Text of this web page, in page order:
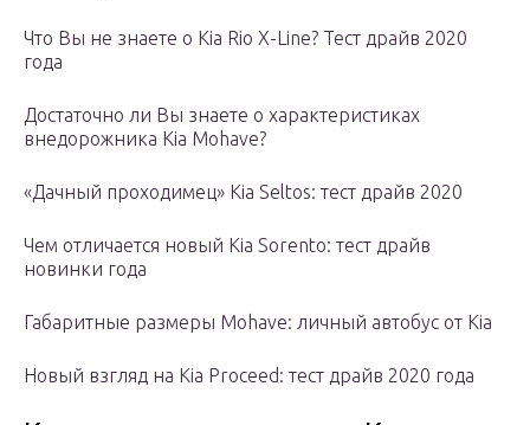
Что Вы не знаете о Kia Rio X-Line? Тест драйв 2020
года
Достаточно ли Вы знаете о характеристиках
внедорожника Kia Mohave?
«Дачный проходимец» Kia Seltos: тест драйв 2020
Чем отличается новый Kia Sorento: тест драйв
новинки года
Габаритные размеры Mohave: личный автобус от Kia
Новый взгляд на Kia Proceed: тест драйв 2020 года